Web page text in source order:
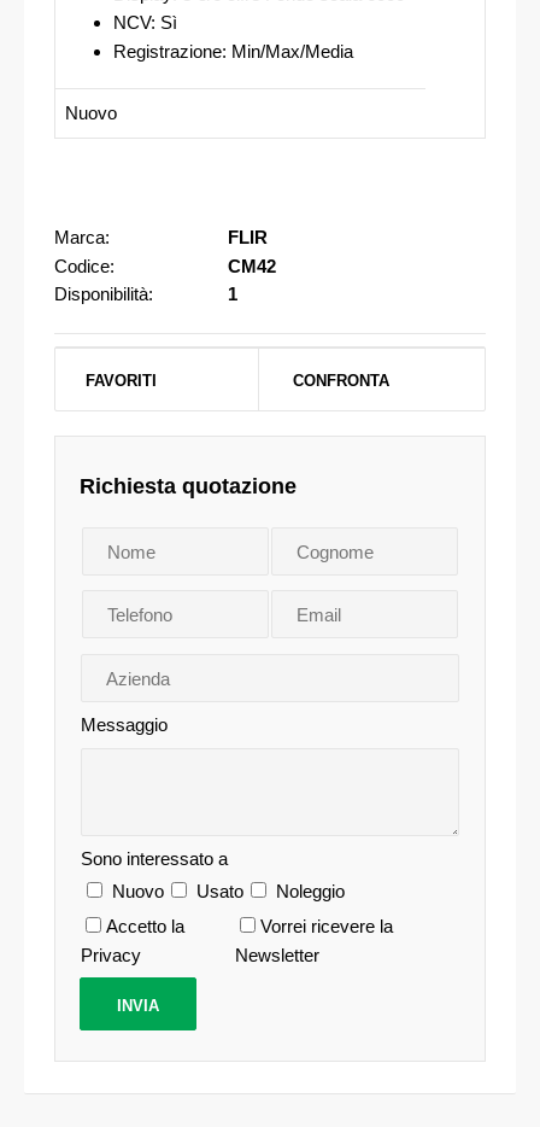
NCV: Sì
Registrazione: Min/Max/Media
Nuovo
Marca:
FLIR
Codice:
CM42
Disponibilità:
1
FAVORITI CONFRONTA
Richiesta quotazione
Messaggio
Sono interessato a
Nuovo
Usato
Noleggio
Accetto la
Privacy
Vorrei ricevere la
Newsletter